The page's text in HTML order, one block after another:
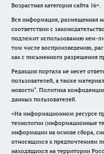
Возрастная категория сайта 16+.
Вся информация, размещенная
соответствии с
подлежит использованию кем-
том числе воспроизведению,
как с письменного разрешения
Редакция портала не несет
пользователей, а также
новости". Политика
данных пользователей.
«На информационном ресурсе
технологии (информационные
информации на основе сбора,
относящихся к предпочтениям
находящихся на территории